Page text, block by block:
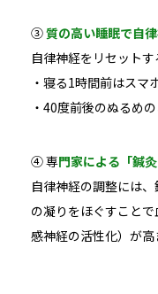
③質の高い睡眠で自
自律神経をリセットす
・寝る1時間前はスマ
・40度前後のぬるめ
④ 専門家による「鍼
自律神経の調整には
の凝りをほぐすこと
感神経の活性化）が高